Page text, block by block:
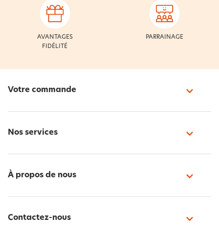
AVANTAGES
FIDÉLITÉ
PARRAINAGE
Votre commande
Nos services
À propos de nous
Contactez-nous